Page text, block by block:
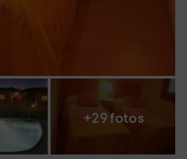
+29 fotos